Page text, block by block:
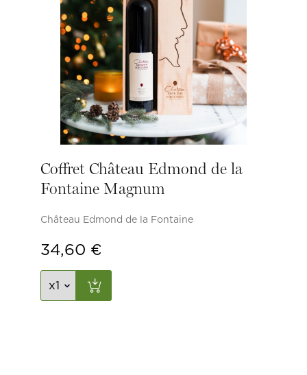
Coffret Château Edmond de la
Fontaine Magnum
Château Edmond de la Fontaine
34,60 €